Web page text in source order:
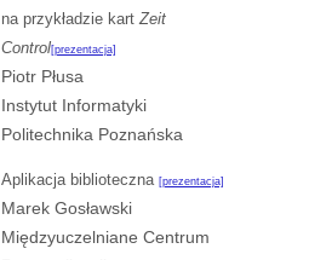
na przykładzie kart Zeit
Control[prezentacja]
Piotr Płusa
Instytut Informatyki
Politechnika Poznańska
Aplikacja biblioteczna [prezentacja]
Marek Gosławski
Międzyuczelniane Centrum